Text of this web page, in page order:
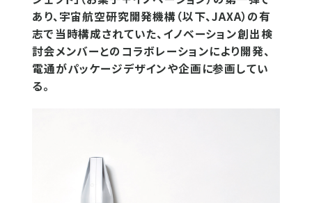
あり、宇宙航空研究開発機構（以下、JAXA）の有
志で当時構成されていた、イノベーション創出検
討会メンバーとのコラボレーションにより開発、
電通がパッケージデザインや企画に参画してい
る。